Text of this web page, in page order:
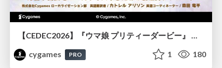
【CEDEC2026】『ウマ娘 プリティーダービー』 英語版のキャラクターの方言や口調をローカライズするための創造的アプローチ
cygames
PRO 1 180